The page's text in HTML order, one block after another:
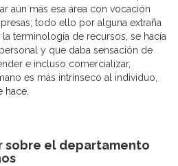
aún más esa área con vocación
todo ello por alguna extraña
terminología de recursos, se hacía
y que daba sensación de
e incluso comercializar,
es más intrínseco al individuo,
hace.
sobre el departamento